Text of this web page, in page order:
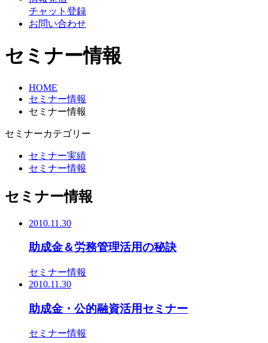
チャット登録
お問い合わせ
セミナー情報
HOME
セミナー情報
セミナー情報
セミナーカテゴリー
セミナー実績
セミナー情報
セミナー情報
2010.11.30
助成金＆労務管理活用の秘訣
セミナー情報
2010.11.30
助成金・公的融資活用セミナー
セミナー情報